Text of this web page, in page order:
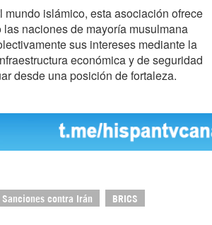
mundo islámico, esta asociación ofrece
las naciones de mayoría musulmana
sus intereses mediante la
económica y de seguridad
desde una posición de fortaleza.
Sanciones contra Irán BRICS